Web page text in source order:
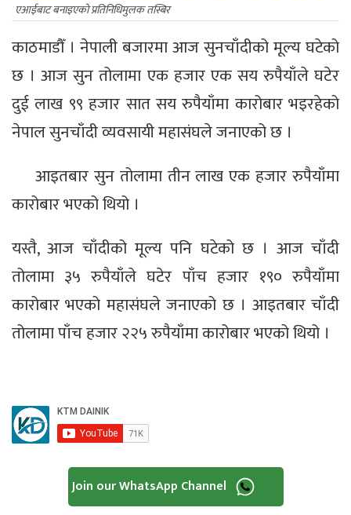
एआईबाट बनाइएको प्रतिनिधिमुलक तस्बिर
काठमाडौँ । नेपाली बजारमा आज सुनचाँदीको मूल्य घटेको
छ । आज सुन तोलामा एक हजार एक सय रुपैयाँले घटेर
दुई लाख ९९ हजार सात सय रुपैयाँमा कारोबार भइरहेको
नेपाल सुनचाँदी व्यवसायी महासंघले जनाएको छ ।
आइतबार सुन तोलामा तीन लाख एक हजार रुपैयाँमा
कारोबार भएको थियो ।
यस्तै, आज चाँदीको मूल्य पनि घटेको छ । आज चाँदी
तोलामा ३५ रुपैयाँले घटेर पाँच हजार १९० रुपैयाँमा
कारोबार भएको महासंघले जनाएको छ । आइतबार चाँदी
तोलामा पाँच हजार २२५ रुपैयाँमा कारोबार भएको थियो ।
Join our WhatsApp Channel